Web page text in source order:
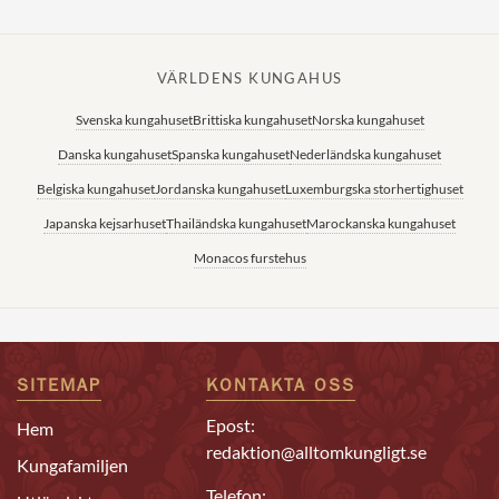
VÄRLDENS KUNGAHUS
Svenska kungahusetBrittiska kungahusetNorska kungahuset
Danska kungahusetSpanska kungahusetNederländska kungahuset
Belgiska kungahusetJordanska kungahusetLuxemburgska storhertighuset
Japanska kejsarhusetThailändska kungahusetMarockanska kungahuset
Monacos furstehus
SITEMAP
Hem
Kungafamiljen
KONTAKTA OSS
Epost:
redaktion@alltomkungligt.se